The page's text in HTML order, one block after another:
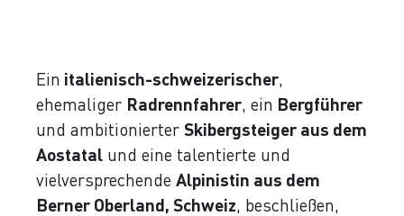
Ein italienisch-schweizerischer,
ehemaliger Radrennfahrer, ein Bergführer
und ambitionierter Skibergsteiger aus dem
Aostatal und eine talentierte und
vielversprechende Alpinistin aus dem
Berner Oberland, Schweiz, beschließen,